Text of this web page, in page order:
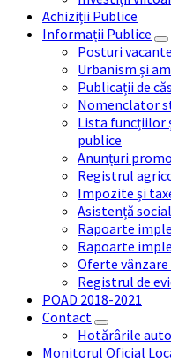
Achiziții Publice
Informații Publice
Posturi vacante
Urbanism și
Publicații de
Nomenclator
Lista funcțiilor
publice
Anunțuri
Registrul
Impozite și
Asistență
Rapoarte
Rapoarte
Oferte
Registrul de
POAD 2018-2021
Contact
Hotărârile
Monitorul Oficial